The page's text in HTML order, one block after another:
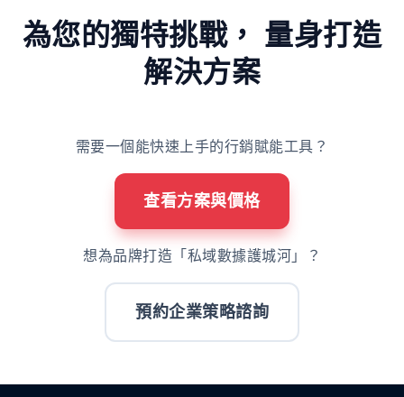
為您的獨特挑戰， 量身打造
解決方案
需要一個能快速上手的行銷賦能工具？
查看方案與價格
想為品牌打造「私域數據護城河」？
預約企業策略諮詢